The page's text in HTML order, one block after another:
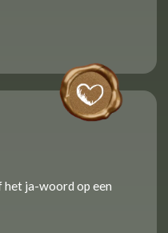
het ja-woord op een